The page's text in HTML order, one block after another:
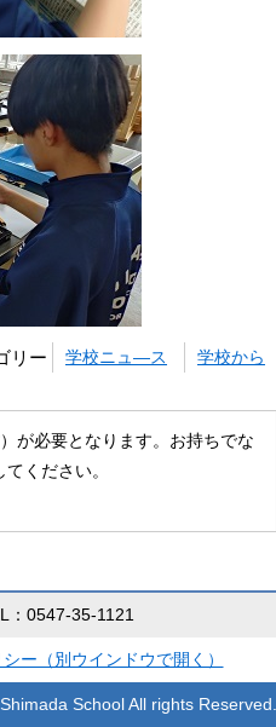
リー 学校ニュ―ス 学校から
が必要となります。お持ちでな
ください。
0547-35-1121
ー（別ウインドウで開く）
School All rights Reserved.